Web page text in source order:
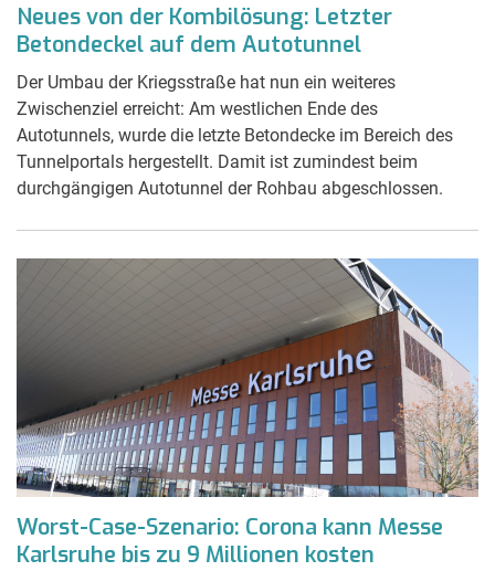
Neues von der Kombilösung: Letzter
Betondeckel auf dem Autotunnel
Der Umbau der Kriegsstraße hat nun ein weiteres
Zwischenziel erreicht: Am westlichen Ende des
Autotunnels, wurde die letzte Betondecke im Bereich des
Tunnelportals hergestellt. Damit ist zumindest beim
durchgängigen Autotunnel der Rohbau abgeschlossen.
Worst-Case-Szenario: Corona kann Messe
Karlsruhe bis zu 9 Millionen kosten